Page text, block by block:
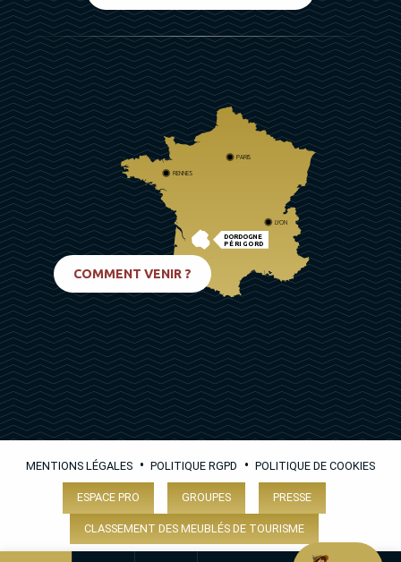
DORDOGNE
PÉRIGORD
PARIS
RENNES
LYON
COMMENT VENIR ?
MENTIONS LÉGALES • POLITIQUE RGPD • POLITIQUE DE COOKIES
ESPACE PRO GROUPES PRESSE
CLASSEMENT DES MEUBLÉS DE TOURISME